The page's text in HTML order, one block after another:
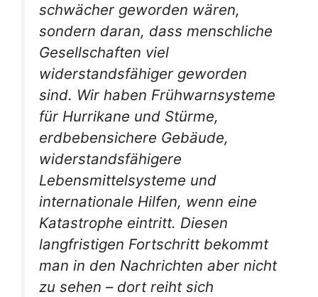
schwächer geworden wären,
sondern daran, dass menschliche
Gesellschaften viel
widerstandsfähiger geworden
sind. Wir haben Frühwarnsysteme
für Hurrikane und Stürme,
erdbebensichere Gebäude,
widerstandsfähigere
Lebensmittelsysteme und
internationale Hilfen, wenn eine
Katastrophe eintritt. Diesen
langfristigen Fortschritt bekommt
man in den Nachrichten aber nicht
zu sehen – dort reiht sich